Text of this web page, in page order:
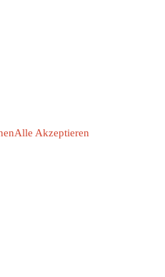
Alle Akzeptieren